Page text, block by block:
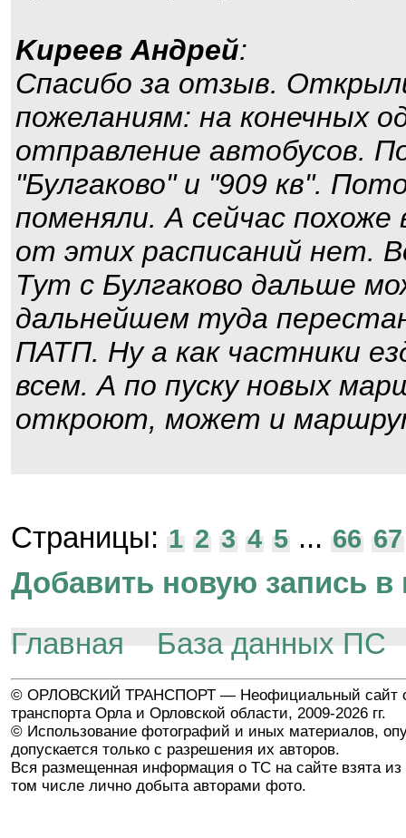
Kиpeeв Aндpeй:
Спасибо за отзыв.
пожеланиям: на конечных
отправление автобусов.
"Булгаково" и "909 кв".
поменяли. А сейчас
от этих расписаний нет.
Тут с Булгаково дальше
дальнейшем туда
ПАТП. Ну а как частники
всем. А по пуску новых
откроют, может и
Страницы: 1 2 3 4 5 ... 66 67
Добавить новую запись в
Главная
База данных ПС
© ОРЛОВСКИЙ ТРАНСПОРТ — Неофициальный сайт
транспорта Орла и Орловской области, 2009-2026 гг.
© Использование фотографий и иных материалов,
допускается только с разрешения их авторов.
Вся размещенная информация о ТС на сайте взята из
том числе лично добыта авторами фото.